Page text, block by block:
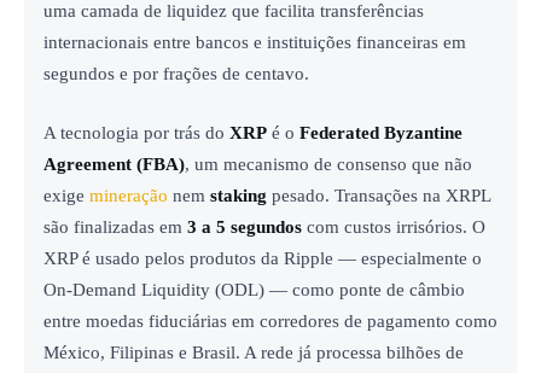
uma camada de liquidez que facilita transferências
internacionais entre bancos e instituições financeiras em
segundos e por frações de centavo.
A tecnologia por trás do XRP é o Federated Byzantine
Agreement (FBA), um mecanismo de consenso que não
exige mineração nem staking pesado. Transações na XRPL
são finalizadas em 3 a 5 segundos com custos irrisórios. O
XRP é usado pelos produtos da Ripple — especialmente o
On-Demand Liquidity (ODL) — como ponte de câmbio
entre moedas fiduciárias em corredores de pagamento como
México, Filipinas e Brasil. A rede já processa bilhões de